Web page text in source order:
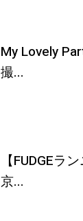
My Lovely
撮...
【FUDGEラ
京...